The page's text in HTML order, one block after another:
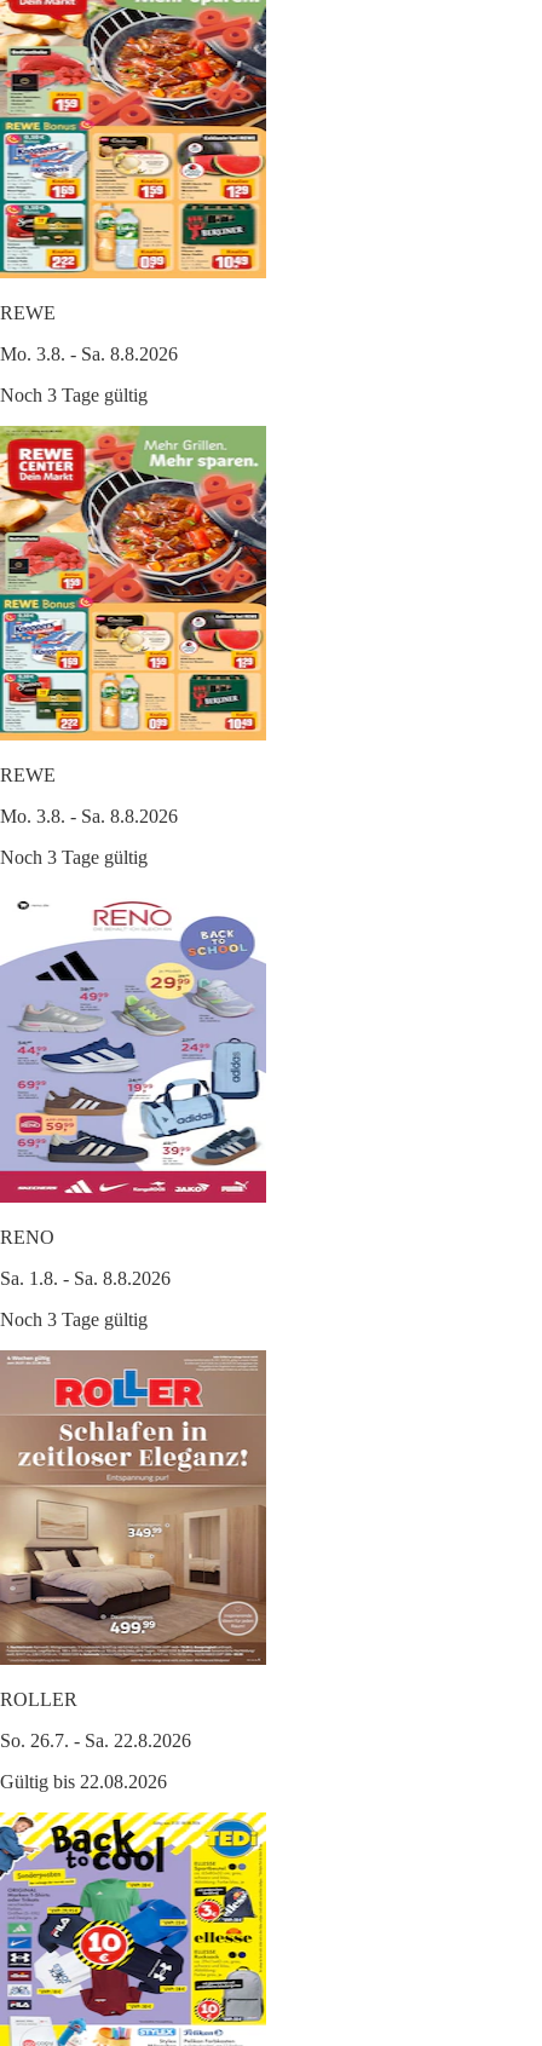
REWE
Mo. 3.8. - Sa. 8.8.2026
Noch 3 Tage gültig
REWE
Mo. 3.8. - Sa. 8.8.2026
Noch 3 Tage gültig
RENO
Sa. 1.8. - Sa. 8.8.2026
Noch 3 Tage gültig
ROLLER
So. 26.7. - Sa. 22.8.2026
Gültig bis 22.08.2026